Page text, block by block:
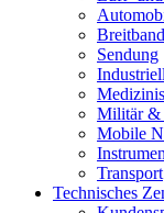
Breitband
Sendung
Industriell
Militär &
Mobile
Transport
Technisches